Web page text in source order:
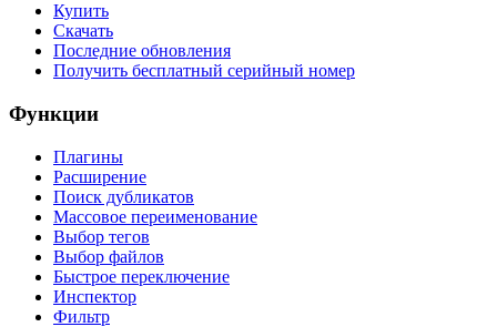
Купить
Скачать
Последние обновления
Получить бесплатный серийный номер
Функции
Плагины
Расширение
Поиск дубликатов
Массовое переименование
Выбор тегов
Выбор файлов
Быстрое переключение
Инспектор
Фильтр